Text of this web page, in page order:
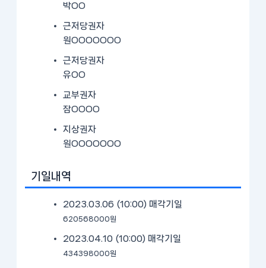
박OO
근저당권자
원OOOOOOO
근저당권자
유OO
교부권자
잠OOOO
지상권자
원OOOOOOO
기일내역
2023.03.06 (10:00) 매각기일
620568000원
2023.04.10 (10:00) 매각기일
434398000원